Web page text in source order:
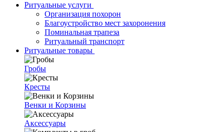
Ритуальные услуги
Организация похорон
Благоустройство мест захоронения
Поминальная трапеза
Ритуальный транспорт
Ритуальные товары
Гробы
Кресты
Венки и Корзины
Аксессуары